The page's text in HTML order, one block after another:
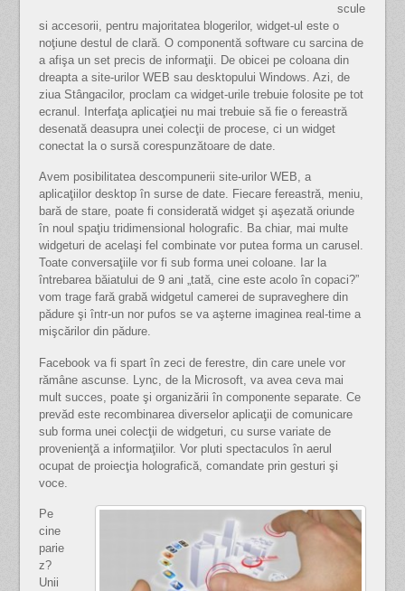
scule
si accesorii, pentru majoritatea blogerilor, widget-ul este o
noţiune destul de clară. O componentă software cu sarcina de
a afişa un set precis de informaţii. De obicei pe coloana din
dreapta a site-urilor WEB sau desktopului Windows. Azi, de
ziua Stângacilor, proclam ca widget-urile trebuie folosite pe tot
ecranul. Interfaţa aplicaţiei nu mai trebuie să fie o fereastră
desenată deasupra unei colecţii de procese, ci un widget
conectat la o sursă corespunzătoare de date.
Avem posibilitatea descompunerii site-urilor WEB, a
aplicaţiilor desktop în surse de date. Fiecare fereastră, meniu,
bară de stare, poate fi considerată widget şi aşezată oriunde
în noul spaţiu tridimensional holografic. Ba chiar, mai multe
widgeturi de acelaşi fel combinate vor putea forma un carusel.
Toate conversaţiile vor fi sub forma unei coloane. Iar la
întrebarea băiatului de 9 ani „tată, cine este acolo în copaci?”
vom trage fară grabă widgetul camerei de supraveghere din
pădure şi într-un nor pufos se va aşterne imaginea real-time a
mişcărilor din pădure.
Facebook va fi spart în zeci de ferestre, din care unele vor
rămâne ascunse. Lync, de la Microsoft, va avea ceva mai
mult succes, poate şi organizării în componente separate. Ce
prevăd este recombinarea diverselor aplicaţii de comunicare
sub forma unei colecţii de widgeturi, cu surse variate de
provenienţă a informaţiilor. Vor pluti spectaculos în aerul
ocupat de proiecţia holografică, comandate prin gesturi şi
voce.
Pe
cine
parie
z?
Unii